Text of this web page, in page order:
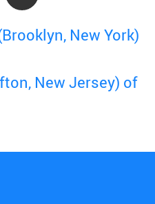
New York)
New Jersey) of